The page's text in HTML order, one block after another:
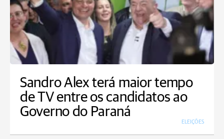
Sandro Alex terá maior tempo
de TV entre os candidatos ao
Governo do Paraná
ELEIÇÕES